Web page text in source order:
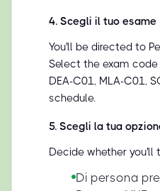
4. Scegli il tuo esame
You'll be directed to
Select the exam code
DEA-C01, MLA-C01,
schedule.
5. Scegli la tua
Decide whether you'll
Di persona